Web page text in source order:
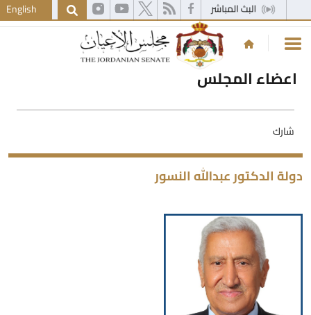
English
اعضاء المجلس
شارك
دولة الدكتور عبدالله النسور